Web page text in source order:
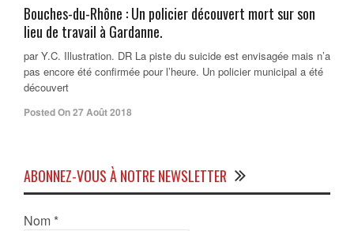
Bouches-du-Rhône : Un policier découvert mort sur son
lieu de travail à Gardanne.
par Y.C. Illustration. DR La piste du suicide est envisagée mais n’a
pas encore été confirmée pour l’heure. Un policier municipal a été
découvert
Posted On 27 Août 2018
ABONNEZ-VOUS À NOTRE NEWSLETTER
Nom *